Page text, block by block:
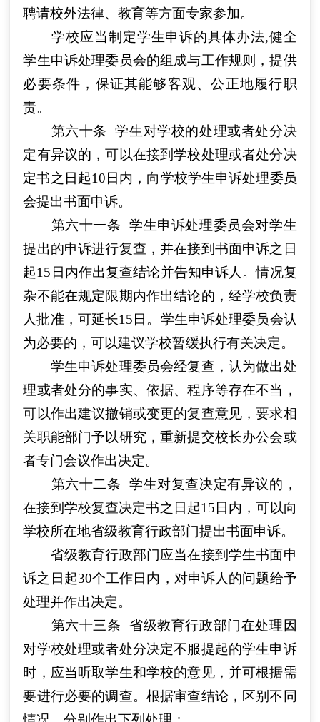
聘请校外法律、教育等方面专家参加。
学校应当制定学生申诉的具体办法,健全
学生申诉处理委员会的组成与工作规则，提供
必要条件，保证其能够客观、公正地履行职
责。
第六十条
学生对学校的处理或者处分决
定有异议的，可以在接到学校处理或者处分决
定书之日起10日内，向学校学生申诉处理委员
会提出书面申诉。
第六十一条
学生申诉处理委员会对学生
提出的申诉进行复查，并在接到书面申诉之日
起15日内作出复查结论并告知申诉人。情况复
杂不能在规定限期内作出结论的，经学校负责
人批准，可延长15日。学生申诉处理委员会认
为必要的，可以建议学校暂缓执行有关决定。
学生申诉处理委员会经复查，认为做出处
理或者处分的事实、依据、程序等存在不当，
可以作出建议撤销或变更的复查意见，要求相
关职能部门予以研究，重新提交校长办公会或
者专门会议作出决定。
第六十二条
学生对复查决定有异议的，
在接到学校复查决定书之日起15日内，可以向
学校所在地省级教育行政部门提出书面申诉。
省级教育行政部门应当在接到学生书面申
诉之日起30个工作日内，对申诉人的问题给予
处理并作出决定。
第六十三条
省级教育行政部门在处理因
对学校处理或者处分决定不服提起的学生申诉
时，应当听取学生和学校的意见，并可根据需
要进行必要的调查。根据审查结论，区别不同